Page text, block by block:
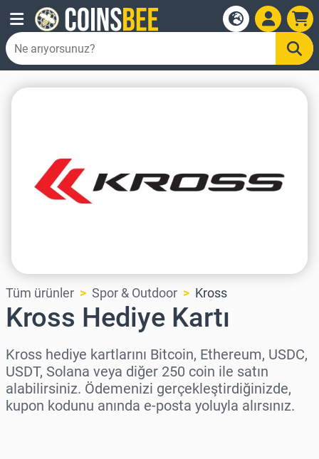
Tüm ürünler Spor & Outdoor Kross
Kross Hediye Kartı
Kross hediye kartlarını Bitcoin, Ethereum, USDC,
USDT, Solana veya diğer 250 coin ile satın
alabilirsiniz. Ödemenizi gerçekleştirdiğinizde,
kupon kodunu anında e-posta yoluyla alırsınız.